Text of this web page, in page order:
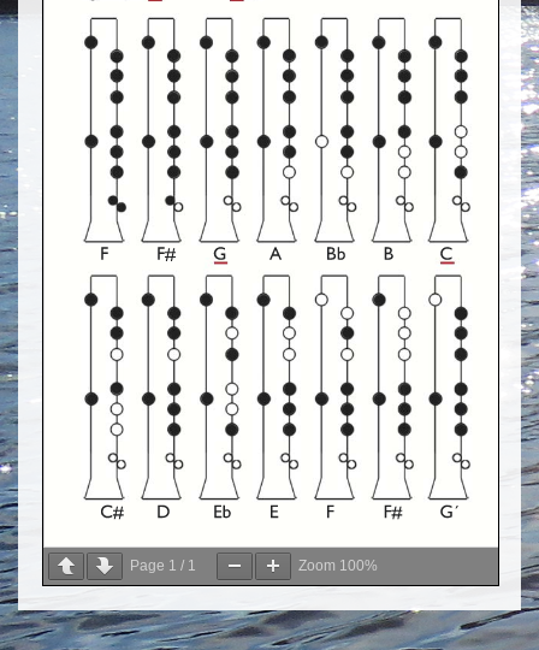
Page 1 / 1 Zoom 100%